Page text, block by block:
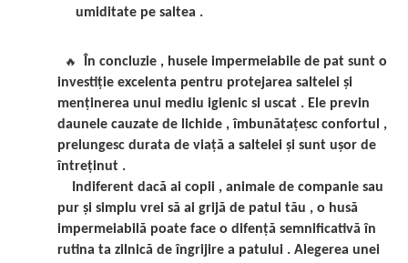
umiditate pe saltea .
🔥
În concluzie , husele impermeiabile de pat sunt o
investiție excelenta pentru protejarea saltelei și
menținerea unui mediu igienic si uscat . Ele previn
daunele cauzate de lichide , îmbunătațesc confortul ,
prelungesc durata de viață a saltelei și sunt ușor de
întreținut .
Indiferent dacă ai copii , animale de companie sau
pur și simplu vrei să ai grijă de patul tău , o husă
impermeiabilă poate face o difență semnificativă în
rutina ta zilnică de îngrijire a patului . Alegerea unei